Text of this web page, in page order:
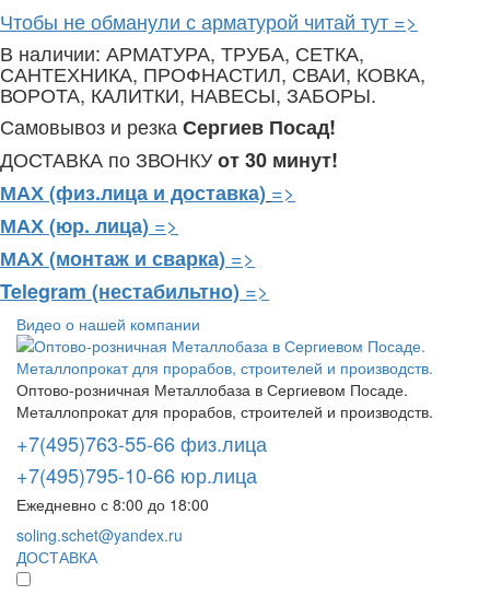
Чтобы не обманули с арматурой читай тут =>
В наличии: АРМАТУРА, ТРУБА, СЕТКА,
САНТЕХНИКА, ПРОФНАСТИЛ, СВАИ, КОВКА,
ВОРОТА, КАЛИТКИ, НАВЕСЫ, ЗАБОРЫ.
Самовывоз и резка Сергиев Посад!
ДОСТАВКА по ЗВОНКУот 30 минут!
МАХ (физ.лица и доставка) =>
МАХ (юр. лица) =>
МАХ (монтаж и сварка) =>
Telegram (нестабильтно) =>
Видео о нашей компании
Оптово-розничная Металлобаза в Сергиевом Посаде.
Металлопрокат для прорабов, строителей и производств.
+7(495)763-55-66 физ.лица
+7(495)795-10-66 юр.лица
Ежедневно с 8:00 до 18:00
soling.schet@yandex.ru
ДОСТАВКА